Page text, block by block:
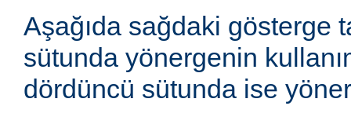
Aşağıda sağdaki gösterge
sütunda yönergenin
dördüncü sütunda ise